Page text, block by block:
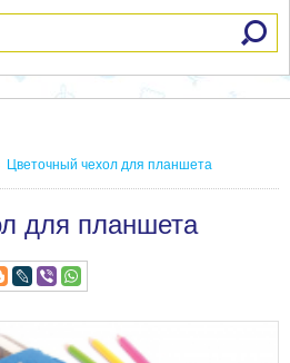
Цветочный чехол для планшета
для планшета